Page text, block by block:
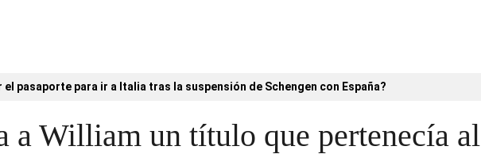
el pasaporte para ir a Italia tras la suspensión de Schengen con España?
a William un título que pertenecía al